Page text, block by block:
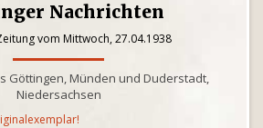
Nachrichten
vom Mittwoch, 27.04.1938
Göttingen, Münden und Duderstadt,
Niedersachsen